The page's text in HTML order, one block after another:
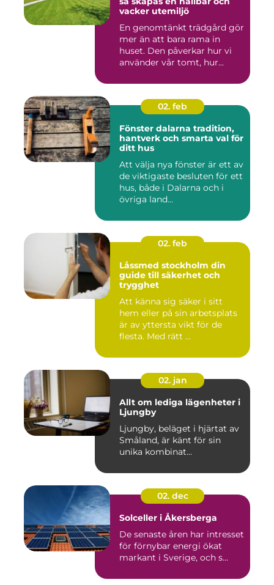
vacker utemiljö
En genomtänkt trädgård gör
mer än att bara rama in
huset. Den påverkar hur vi
använder vår tomt, hur...
02. feb
Fönster dalarna tradition,
hantverk och smarta val för
ditt hus
Att välja nya fönster är ett av
de viktigaste besluten för ett
hus, både i Dalarna och i
övriga land...
02. feb
Låssmed stockholm din
guide till säkerhet och
trygghet
Att känna sig säker i sitt
hem eller på sin arbetsplats
är av yttersta vikt för de
flesta. Med rätt ...
02. jan
Allt om lediga lägenheter i
Ljungby
Ljungby, beläget i hjärtat av
Småland, är känt för sin
unika kombinat...
02. dec
Solceller i Åkersberga
De senaste åren har intresset
för förnybar energi ökat
markant i Sverige, och s...